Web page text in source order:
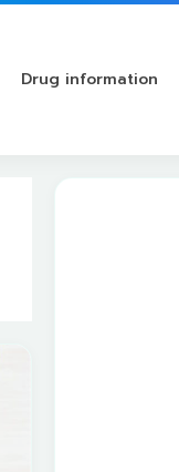
Drug information